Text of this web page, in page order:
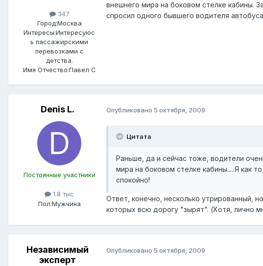
347
Город:Москва
Интересы:Интересуюс
ь пассажирскими
перевозками с
детства.
Имя Отчество:Павел С
внешнего мира на боковом стелке кабины.
спросил одного бывшего водителя
Denis L.
Постоянные участники
1.8 тыс
Пол:Мужчина
Опубликовано 5 октября, 2009
Цитата
Раньше, да и сейчас тоже, водители
мира на боковом стелке кабины.....Я как
спокойно!
Ответ, конечно, несколько утрированный,
которых всю дорогу "зырят". (Хотя, лично
Независимый
эксперт
Опубликовано 5 октября, 2009